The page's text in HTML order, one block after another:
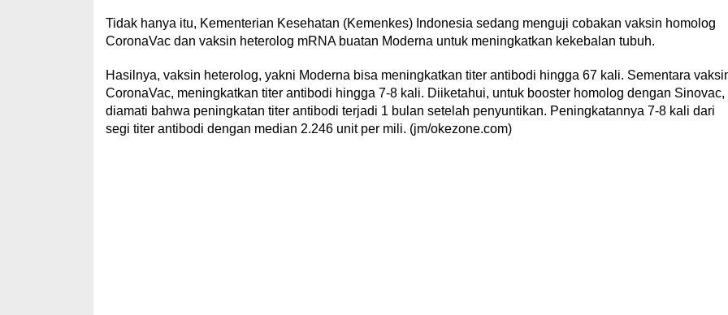
Tidak hanya itu, Kementerian Kesehatan (Kemenkes) Indonesia sedang menguji cobakan vaksin homolog
CoronaVac dan vaksin heterolog mRNA buatan Moderna untuk meningkatkan kekebalan tubuh.
Hasilnya, vaksin heterolog, yakni Moderna bisa meningkatkan titer antibodi hingga 67 kali. Sementara
CoronaVac, meningkatkan titer antibodi hingga 7-8 kali. Diiketahui, untuk booster homolog dengan Sinovac,
diamati bahwa peningkatan titer antibodi terjadi 1 bulan setelah penyuntikan. Peningkatannya 7-8 kali dari
segi titer antibodi dengan median 2.246 unit per mili. (jm/okezone.com)